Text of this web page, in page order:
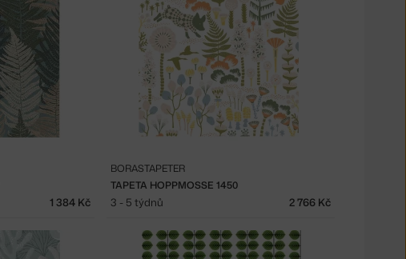
1 384 Kč
TAPETA HOPPMOSSE 1450
BORASTAPETER
3 - 5 týdnů 2 766 Kč